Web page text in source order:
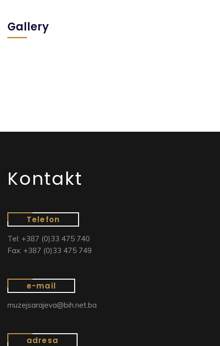
Gallery
Kontakt
Telefon
Tel: +387 (0)33 475 740
Fax: +387 (0)33 475 749
e-mail
muzejsarajeva@bih.net.ba
adresa